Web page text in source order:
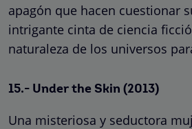
apagón que hacen cuestionar
intrigante cinta de ciencia
naturaleza de los universos
15.- Under the Skin (2013)
Una misteriosa y seductora